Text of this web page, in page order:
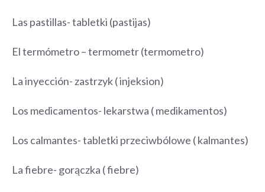
Las pastillas- tabletki (pastijas)
El termómetro – termometr (termometro)
La inyección- zastrzyk ( injeksion)
Los medicamentos- lekarstwa ( medikamentos)
Los calmantes- tabletki przeciwbólowe ( kalmantes)
La fiebre- gorączka ( fiebre)